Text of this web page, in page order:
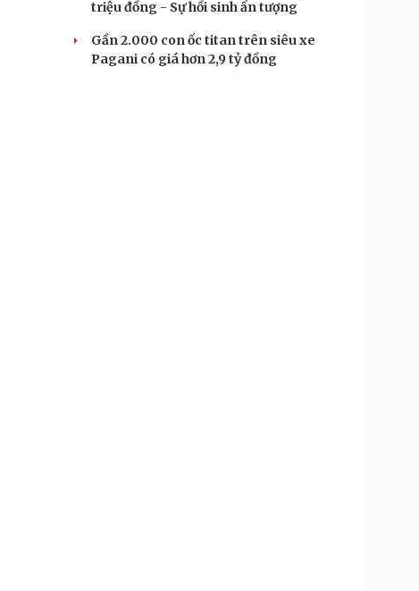
triệu đồng - Sự hồi sinh ấn tượng
Gần 2.000 con ốc titan trên siêu xe
Pagani có giá hơn 2,9 tỷ đồng